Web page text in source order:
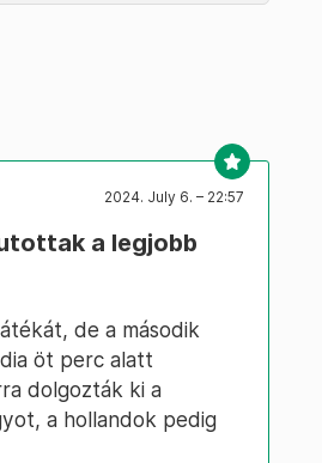
2024. July 6. – 22:57
a legjobb
de a második
öt perc alatt
dolgozták ki a
a hollandok pedig